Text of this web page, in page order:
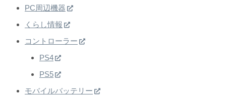
PC周辺機器
くらし情報
コントローラー
PS4
PS5
モバイルバッテリー